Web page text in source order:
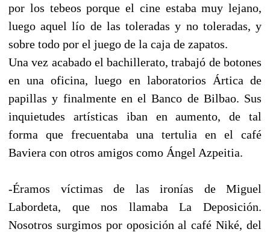
por los tebeos porque el cine estaba muy lejano,
luego aquel lío de las toleradas y no toleradas, y
sobre todo por el juego de la caja de zapatos.
Una vez acabado el bachillerato, trabajó de botones
en una oficina, luego en laboratorios Ártica de
papillas y finalmente en el Banco de Bilbao. Sus
inquietudes artísticas iban en aumento, de tal
forma que frecuentaba una tertulia en el café
Baviera con otros amigos como Ángel Azpeitia.
-Éramos víctimas de las ironías de Miguel
Labordeta, que nos llamaba La Deposición.
Nosotros surgimos por oposición al café Niké, del